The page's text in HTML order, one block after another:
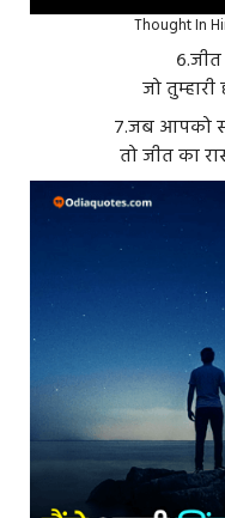
Thought In
जो
७.जब आपको
तो जीत का